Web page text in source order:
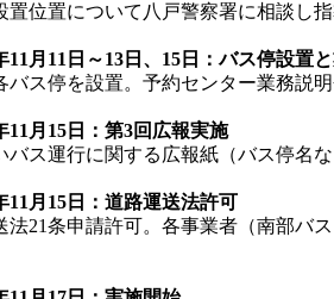
位置について八戸警察署に相談し
11月11日～13日、15日：バス停設置
ス停を設置。予約センター業務説
11月15日：第3回広報実施
ス運行に関する広報紙（バス停名
11月15日：道路運送法許可
21条申請許可。各事業者（南部バ